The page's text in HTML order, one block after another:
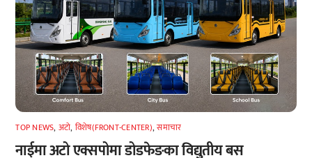
TOP NEWS, अटाे, विशेष(FRONT-CENTER),समाचार
नाईमा अटो एक्सपोमा डोडफेङका विद्युतीय बस